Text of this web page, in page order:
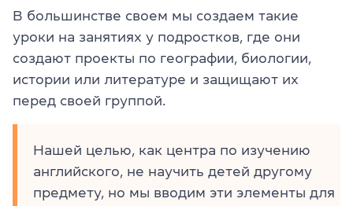
В большинстве своем мы создаем такие
уроки на занятиях у подростков, где они
создают проекты по географии, биологии,
истории или литературе и защищают их
перед своей группой.
Нашей целью, как центра по изучению
английского, не научить детей другому
предмету, но мы вводим эти элементы для